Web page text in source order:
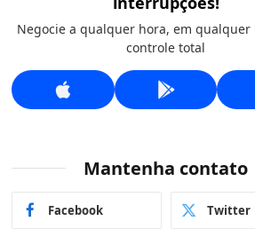
Negocie a qualquer hora, em qualquer
controle total
Mantenha contato
Facebook Twitter